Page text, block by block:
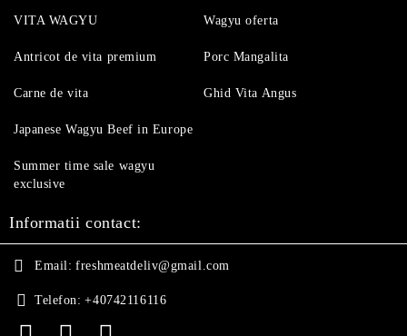
VITA WAGYU
Antricot de vita premium
Carne de vita
Wagyu oferta
Porc Mangalita
Ghid Vita Angus
Japanese Wagyu Beef in Europe
Summer time sale wagyu
exclusive
Informatii contact:
Email: freshmeatdeliv@gmail.com
Telefon: +40742116116